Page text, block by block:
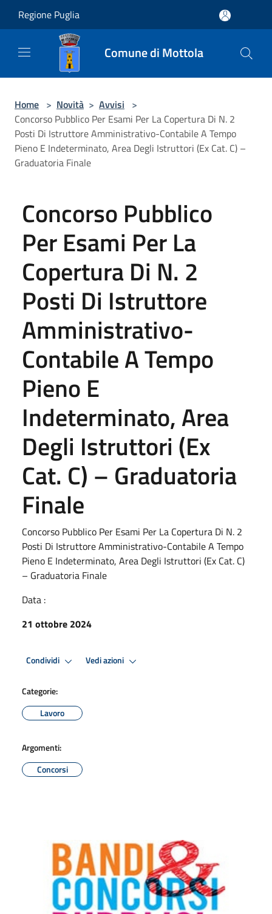
Regione Puglia
Comune di Mottola
Home > Novità > Avvisi >
Concorso Pubblico Per Esami Per La Copertura Di N. 2
Posti Di Istruttore Amministrativo-Contabile A Tempo
Pieno E Indeterminato, Area Degli Istruttori (Ex Cat. C) –
Graduatoria Finale
Concorso Pubblico
Per Esami Per La
Copertura Di N. 2
Posti Di Istruttore
Amministrativo-
Contabile A Tempo
Pieno E
Indeterminato, Area
Degli Istruttori (Ex
Cat. C) – Graduatoria
Finale
Concorso Pubblico Per Esami Per La Copertura Di N. 2
Posti Di Istruttore Amministrativo-Contabile A Tempo
Pieno E Indeterminato, Area Degli Istruttori (Ex Cat. C)
– Graduatoria Finale
Data :
21 ottobre 2024
Condividi Vedi azioni
Categorie:
Lavoro
Argomenti:
Concorsi